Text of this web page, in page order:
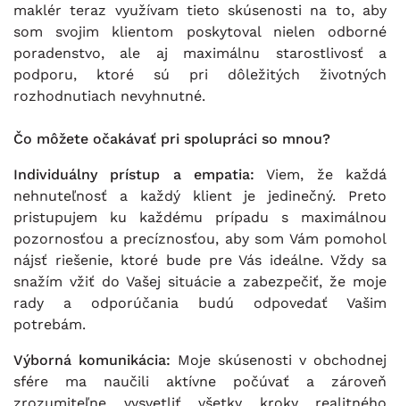
maklér teraz využívam tieto skúsenosti na to, aby
som svojim klientom poskytoval nielen odborné
poradenstvo, ale aj maximálnu starostlivosť a
podporu, ktoré sú pri dôležitých životných
rozhodnutiach nevyhnutné.
Čo môžete očakávať pri spolupráci so mnou?
Individuálny prístup a empatia: Viem, že každá
nehnuteľnosť a každý klient je jedinečný. Preto
pristupujem ku každému prípadu s maximálnou
pozornosťou a precíznosťou, aby som Vám pomohol
nájsť riešenie, ktoré bude pre Vás ideálne. Vždy sa
snažím vžiť do Vašej situácie a zabezpečiť, že moje
rady a odporúčania budú odpovedať Vašim
potrebám.
Výborná komunikácia: Moje skúsenosti v obchodnej
sfére ma naučili aktívne počúvať a zároveň
zrozumiteľne vysvetliť všetky kroky realitného